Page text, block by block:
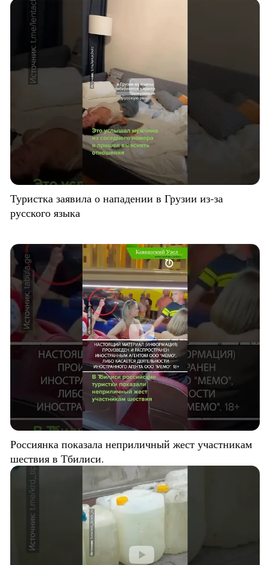
Туристка заявила о нападении в Грузии из-за
русского языка
Россиянка показала неприличный жест участникам
шествия в Тбилиси.